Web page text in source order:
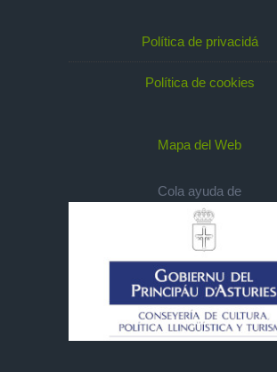
Política de privacidá
Política de cookies
Mapa del Web
Cola ayuda de